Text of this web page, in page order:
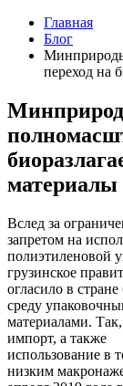
Главная
Блог
переход на
материалы
Вслед за
запретом на
полиэтиленовой
грузинское
огласило в
среду
материалами.
импорт, а также
использование в
низким